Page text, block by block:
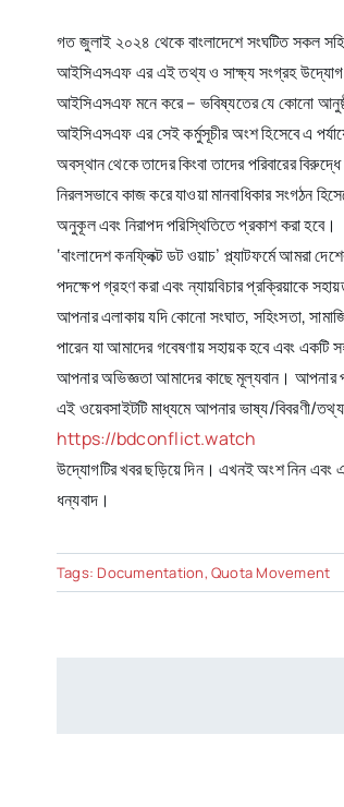
গত জুলাই ২০২৪ থেকে বাংলাদেশে সংঘটিত সকল
আইসিএসএফ এর এই তথ্য ও সাক্ষ্য সংগ্রহ উদ্যোগ
আইসিএসএফ মনে করে – ভবিষ্যতের যে কোনো
আইসিএসএফ এর সেই কর্মুসূচীর অংশ হিসেবে এ
অবস্থান থেকে তাদের কিংবা তাদের পরিবারের
নিরলসভাবে কাজ করে যাওয়া মানবাধিকার সংগঠন
অনুকূল এবং নিরাপদ পরিস্থিতিতে প্রকাশ করা হবে।
‘বাংলাদেশ কনফ্লিক্ট ডট ওয়াচ’ প্ল্যাটফর্মে আমরা
পদক্ষেপ গ্রহণ করা এবং ন্যায়বিচার প্রক্রিয়াকে
আপনার এলাকায় যদি কোনো সংঘাত, সহিংসতা,
পারেন যা আমাদের গবেষণায় সহায়ক হবে এবং একটি
আপনার অভিজ্ঞতা আমাদের কাছে মূল্যবান। আপনার
এই ওয়েবসাইটটি মাধ্যমে আপনার ভাষ্য/বিবরণী/
https://bdconflict.watch
উদ্যোগটির খবর ছড়িয়ে দিন। এখনই অংশ নিন এবং
ধন্যবাদ।
Tags: Documentation, Quota Movement